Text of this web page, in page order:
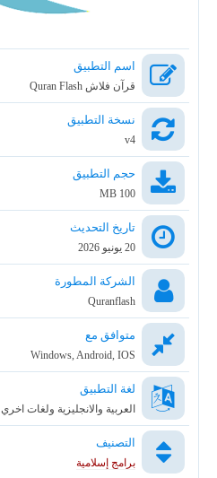
اسم التطبيق
قرآن فلاش Quran Flash
نسخة التطبيق
v4
حجم التطبيق
100 MB
تاريخ التحديث
20 يونيو 2026
الشركة المطورة
Quranflash
متوافق مع
Windows, Android, IOS
لغة التطبيق
العربية والانجليزية ولغات اخري
التصنيف
برامج إسلامية